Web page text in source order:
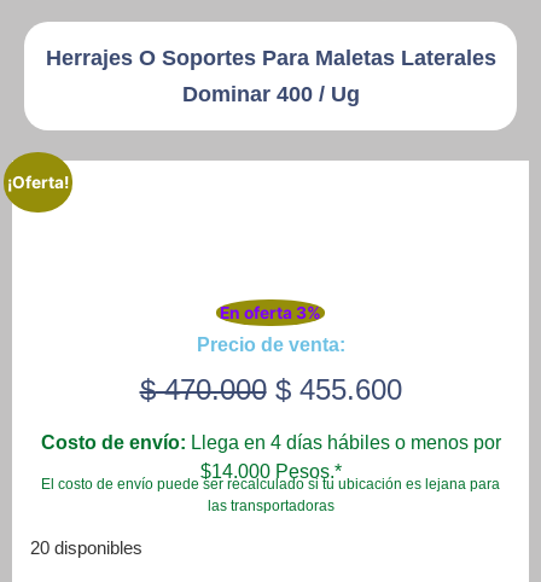
Herrajes O Soportes Para Maletas Laterales
Dominar 400 / Ug
¡Oferta!
En oferta 3%
Precio de venta:
$470.000 $455.600
Costo de envío: Llega en 4 días hábiles o menos por
$14.000 Pesos.*
El costo de envío puede ser recalculado si tu ubicación es lejana para
las transportadoras
20 disponibles